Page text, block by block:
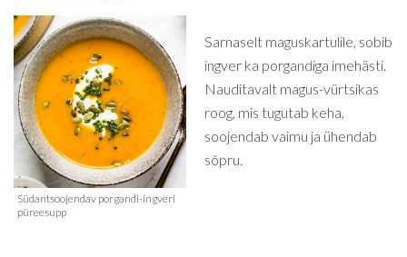
Sarnaselt maguskartulile, sobib
ingver ka porgandiga imehästi.
Nauditavalt magus-vürtsikas
roog, mis tugutab keha,
soojendab vaimu ja ühendab
sõpru.